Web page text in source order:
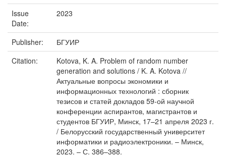
Issue
Date:
2023
Publisher:
БГУИР
Citation:
Kotova, K. A. Problem of random number
generation and solutions / K. A. Kotova //
Актуальные вопросы экономики и
информационных технологий : сборник
тезисов и статей докладов 59-ой научной
конференции аспирантов, магистрантов и
студентов БГУИР, Минск, 17–21 апреля 2023 г.
/ Белорусский государственный университет
информатики и радиоэлектроники. – Минск,
2023. – С. 386–388.